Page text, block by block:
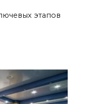
этапов